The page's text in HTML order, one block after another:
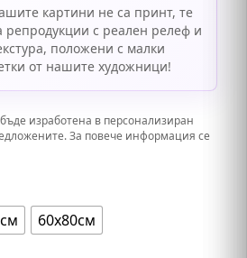
картини не са принт, те
репродукции с реален релеф и
положени с малки
от нашите художници!
изработена в персонализиран
За повече информация се
60х80см